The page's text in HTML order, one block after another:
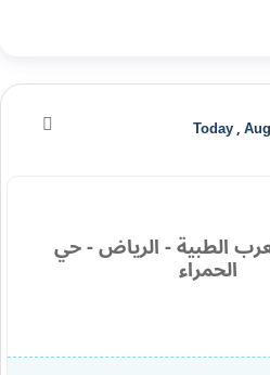
الطبية - الرياض - حي
الحمراء